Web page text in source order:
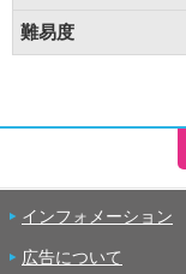
難易度
インフォメーション
広告について